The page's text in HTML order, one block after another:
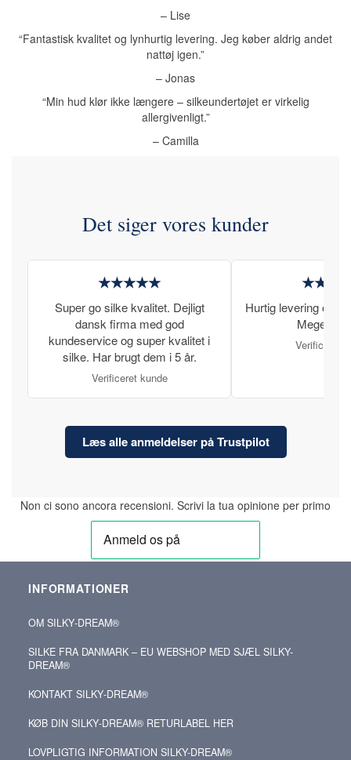
– Lise
“Fantastisk kvalitet og lynhurtig levering. Jeg køber aldrig andet
nattøj igen.”
– Jonas
“Min hud klør ikke længere – silkeundertøjet er virkelig
allergivenligt.”
– Camilla
Det siger vores kunder
★★★★★
Super go silke kvalitet. Dejligt
dansk firma med god
kundeservice og super kvalitet i
silke. Har brugt dem i 5 år.
Verificeret kunde
Hurtig levering og
Meget
Verificeret
Læs alle anmeldelser på Trustpilot
Non ci sono ancora recensioni. Scrivi la tua opinione per primo
INFORMATIONER
OM SILKY‑DREAM®
SILKE FRA DANMARK – EU WEBSHOP MED SJÆL SILKY-
DREAM®
KONTAKT SILKY‑DREAM®
KØB DIN SILKY‑DREAM® RETURLABEL HER
LOVPLIGTIG INFORMATION SILKY-DREAM®